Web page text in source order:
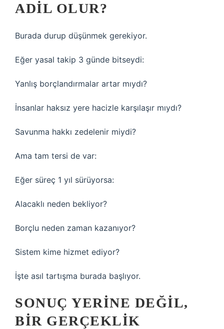
ADIL OLUR?
Burada durup düşünmek gerekiyor.
Eğer yasal takip 3 günde bitseydi:
Yanlış borçlandırmalar artar mıydı?
İnsanlar haksız yere hacizle karşılaşır mıydı?
Savunma hakkı zedelenir miydi?
Ama tam tersi de var:
Eğer süreç 1 yıl sürüyorsa:
Alacaklı neden bekliyor?
Borçlu neden zaman kazanıyor?
Sistem kime hizmet ediyor?
İşte asıl tartışma burada başlıyor.
SONUÇ YERINE DEĞIL,
BIR GERÇEKLIK